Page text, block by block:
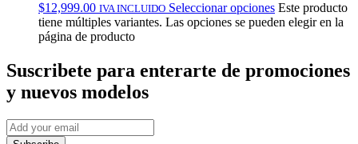
$12,999.00 IVA INCLUIDO Seleccionar opciones Este producto
tiene múltiples variantes. Las opciones se pueden elegir en la
página de producto
Suscribete para enterarte de promociones
y nuevos modelos